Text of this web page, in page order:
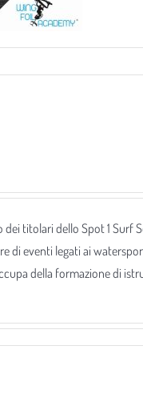
dei titolari dello Spot 1
di eventi legati ai
della formazione di